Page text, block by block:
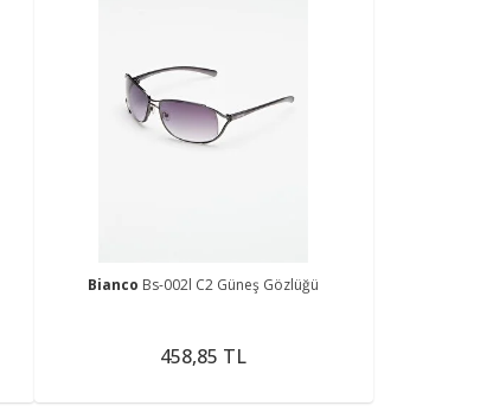
Bianco Bs-002l C2 Güneş Gözlüğü
458,85 TL